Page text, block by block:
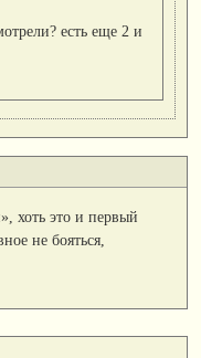
есть еще 2 и
хоть это и первый
не бояться,